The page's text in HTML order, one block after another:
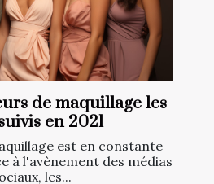
de maquillage les
en 2021
est en constante
à l'avènement des médias
les...